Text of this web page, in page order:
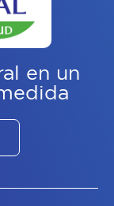
en un